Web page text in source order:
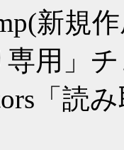
新規
用」
「読